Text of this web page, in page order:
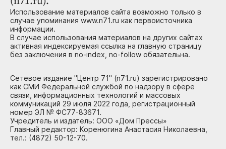
Использование материалов сайта возможно только в
случае упоминания www.n71.ru как первоисточника
информации.
В случае использования материалов на других сайтах
активная индексируемая ссылка на главную страницу
без заключения в no-index, no-follow обязательна.
Сетевое издание "Центр 71" (n71.ru) зарегистрировано
как СМИ Федеральной службой по надзору в сфере
связи, информационных технологий и массовых
коммуникаций 29 июля 2022 года, регистрационный
номер ЭЛ № ФС77-83671.
Учредитель и издатель: ООО «Дом Прессы»
Главный редактор: Коренюгина Анастасия Николаевна,
тел.: (4872) 50-12-70.